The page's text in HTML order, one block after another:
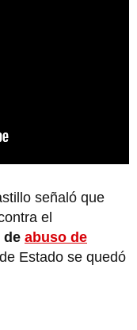
señaló que
el
de abuso de
Estado se quedó